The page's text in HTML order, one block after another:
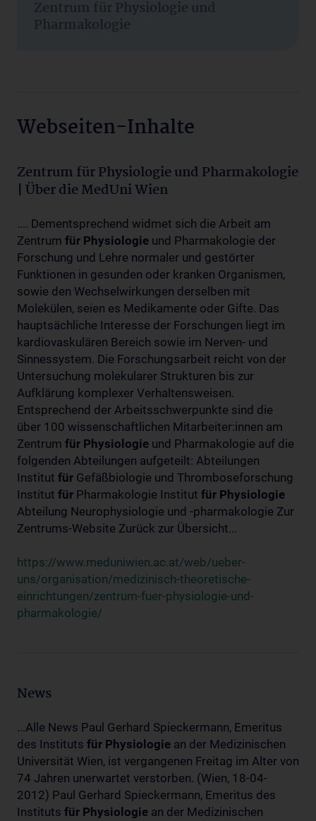
Zentrum für Physiologie und
Pharmakologie
Webseiten-Inhalte
Zentrum für Physiologie und Pharmakologie
| Über die MedUni Wien
.... Dementsprechend widmet sich die Arbeit am
Zentrum für Physiologie und Pharmakologie der
Forschung und Lehre normaler und gestörter
Funktionen in gesunden oder kranken Organismen,
sowie den Wechselwirkungen derselben mit
Molekülen, seien es Medikamente oder Gifte. Das
hauptsächliche Interesse der Forschungen liegt im
kardiovaskulären Bereich sowie im Nerven- und
Sinnessystem. Die Forschungsarbeit reicht von der
Untersuchung molekularer Strukturen bis zur
Aufklärung komplexer Verhaltensweisen.
Entsprechend der Arbeitsschwerpunkte sind die
über 100 wissenschaftlichen Mitarbeiter:innen am
Zentrum für Physiologie und Pharmakologie auf die
folgenden Abteilungen aufgeteilt: Abteilungen
Institut für Gefäßbiologie und Thromboseforschung
Institut für Pharmakologie Institut für Physiologie
Abteilung Neurophysiologie und -pharmakologie Zur
Zentrums-Website Zurück zur Übersicht...
https://www.meduniwien.ac.at/web/ueber-
uns/organisation/medizinisch-theoretische-
einrichtungen/zentrum-fuer-physiologie-und-
pharmakologie/
News
...Alle News Paul Gerhard Spieckermann, Emeritus
des Instituts für Physiologie an der Medizinischen
Universität Wien, ist vergangenen Freitag im Alter von
74 Jahren unerwartet verstorben. (Wien, 18-04-
2012) Paul Gerhard Spieckermann, Emeritus des
Instituts für Physiologie an der Medizinischen